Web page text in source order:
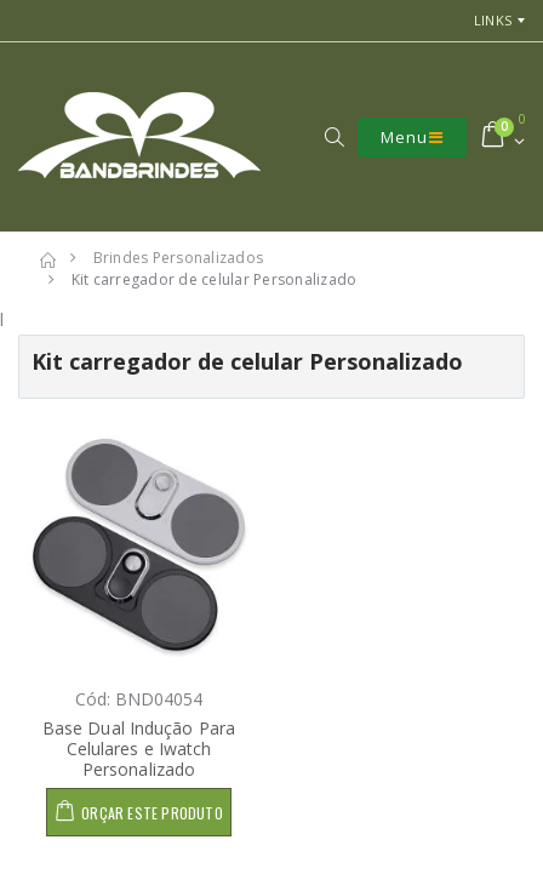
LINKS
Menu
0
0
Brindes Personalizados
Kit carregador de celular Personalizado
l
Kit carregador de celular Personalizado
Cód: BND04054
Base Dual Indução Para
Celulares e Iwatch
Personalizado
ORÇAR ESTE PRODUTO